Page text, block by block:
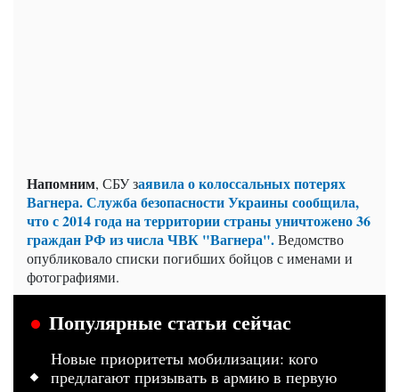
Напомним, СБУ заявила о колоссальных потерях
Вагнера. Служба безопасности Украины сообщила,
что с 2014 года на территории страны уничтожено 36
граждан РФ из числа ЧВК "Вагнера".Ведомство
опубликовало списки погибших бойцов с именами и
фотографиями.
Популярные статьи сейчас
Новые приоритеты мобилизации: кого
предлагают призывать в армию в первую